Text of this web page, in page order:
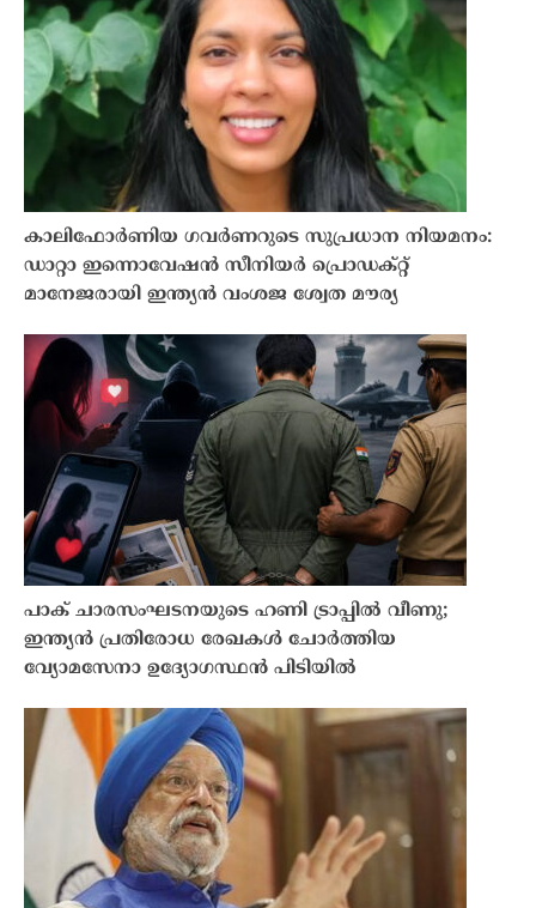
കാലിഫോർണിയ ഗവർണറുടെ സുപ്രധാന നിയമനം:
ഡാറ്റാ ഇന്നൊവേഷൻ സീനിയർ പ്രൊഡക്റ്റ്
മാനേജരായി ഇന്ത്യൻ വംശജ ശ്വേത മൗര്യ
പാക് ചാരസംഘടനയുടെ ഹണി ട്രാപ്പിൽ വീണു;
ഇന്ത്യൻ പ്രതിരോധ രേഖകൾ ചോർത്തിയ
വ്യോമസേനാ ഉദ്യോഗസ്ഥൻ പിടിയിൽ